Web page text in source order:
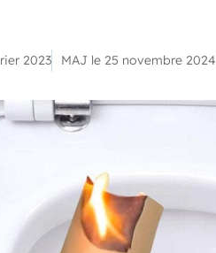
2023 MAJ le 25 novembre 2024